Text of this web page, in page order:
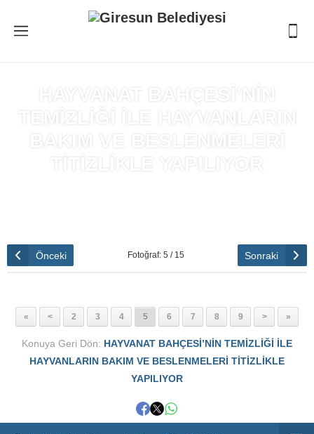
HAYVANAT BAHÇESİ’NİN
TEMİZLİĞİ İLE HAYVANLARIN
BAKIM VE BESLENMELERİ
TİTİZLİKLE YAPILIYOR
Önceki Fotoğraf: 5 / 15 Sonraki
« < 2 3 4 5 6 7 8 9 > »
Konuya Geri Dön: HAYVANAT BAHÇESİ’NİN TEMİZLİĞİ İLE
HAYVANLARIN BAKIM VE BESLENMELERİ TİTİZLİKLE
YAPILIYOR